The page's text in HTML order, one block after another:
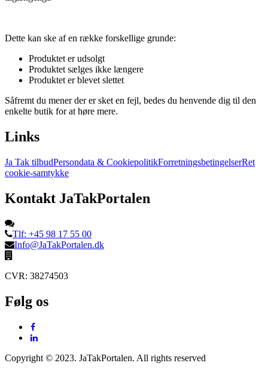
Dette kan ske af en række forskellige grunde:
Produktet er udsolgt
Produktet sælges ikke længere
Produktet er blevet slettet
Såfremt du mener der er sket en fejl, bedes du henvende dig til den
enkelte butik for at høre mere.
Links
Ja Tak tilbudPersondata & CookiepolitikForretningsbetingelserRet
cookie-samtykke
Kontakt JaTakPortalen
Tlf: +45 98 17 55 00
Info@JaTakPortalen.dk
CVR: 38274503
Følg os
Copyright © 2023. JaTakPortalen. All rights reserved